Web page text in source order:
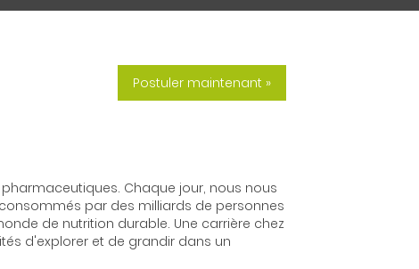
Postuler maintenant »
Chaque jour, nous nous
par des milliards de personnes
de nutrition durable. Une carrière chez
d'explorer et de grandir dans un